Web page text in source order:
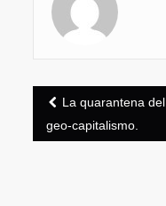
Post
navigation
La quarantena del
geo-capitalismo.